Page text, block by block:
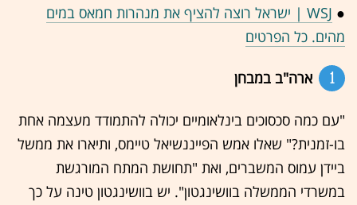
●
WSJ | ישראל רוצה להציף את מנהרות חמאס במים
מהים. כל הפרטים
1 ארה"ב במבחן
"עם כמה סכסוכים בינלאומיים יכולה להתמודד מעצמה אחת
בו-זמנית?" שאלו אמש הפייננשיאל טיימס, ותיארו את ממשל
ביידן עמוס המשברים, ואת "תחושת המתח המורגשת
במשרדי הממשלה בוושינגטון". יש בוושינגטון טינה על כך